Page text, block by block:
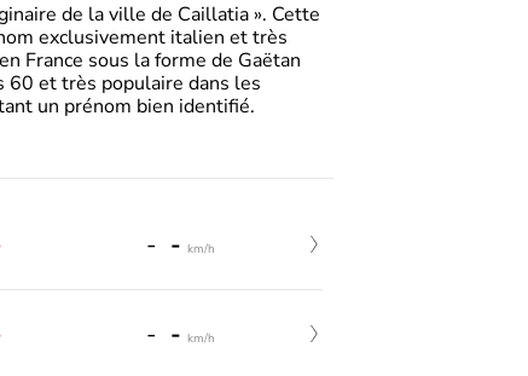
de la ville de Caillatia ». Cette
exclusivement italien et très
France sous la forme de Gaëtan
60 et très populaire dans les
un prénom bien identifié.
- - km/h
- - km/h